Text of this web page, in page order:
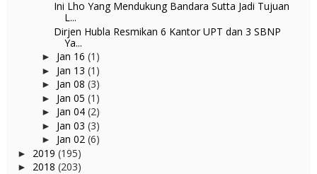
Ini Lho Yang Mendukung Bandara Sutta Jadi Tujuan
L...
Dirjen Hubla Resmikan 6 Kantor UPT dan 3 SBNP
Ya...
► Jan 16 (1)
► Jan 13 (1)
► Jan 08 (3)
► Jan 05 (1)
► Jan 04 (2)
► Jan 03 (3)
► Jan 02 (6)
► 2019 (195)
► 2018 (203)